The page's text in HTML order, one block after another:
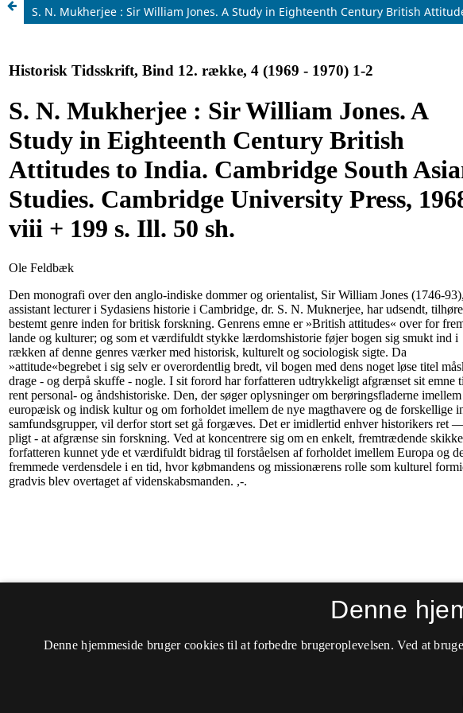
S. N. Mukherjee : Sir William Jones. A Study in Eighteenth Century British
Denne
Denne hjemmeside bruger cookies til at forbedre brugeroplevelsen. Ved at